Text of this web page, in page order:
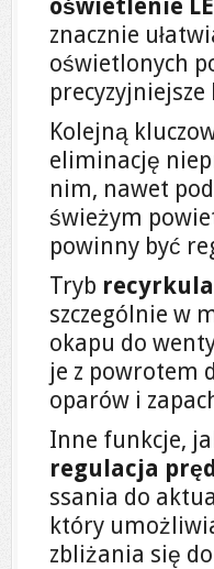
oświetlenie
znacznie
oświetlonych
Kolejną
eliminację
nim, nawet
świeżym
powinny być
Tryb
szczególnie w
okapu do
je z powrotem
oparów i
Inne funkcje,
regulacja
ssania do
który
zbliżania się